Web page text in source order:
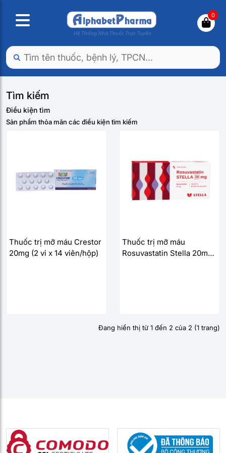
0
Tìm kiếm
Điều kiện tìm
Sản phẩm thỏa mãn các điều kiện tìm kiếm
Thuốc trị mỡ máu Crestor
20mg (2 vỉ x 14 viên/hộp)
Thuốc trị mỡ máu
Rosuvastatin Stella 20mg
Đang hiển thị từ 1 đến 2 của 2 (1 trang)